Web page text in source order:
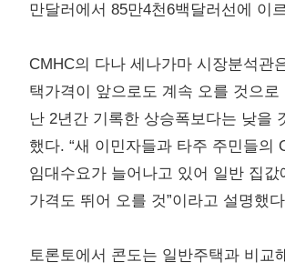
만달러에서 85만4천6백달러선에 이
CMHC의 다나 세나가마 시장분석관
택가격이 앞으로도 계속 오를 것으로
난 2년간 기록한 상승폭보다는 낮을
했다. “새 이민자들과 타주 주민들의
임대수요가 늘어나고 있어 일반 집값
가격도 뛰어 오를 것”이라고 설명했
토론토에서 콘도는 일반주택과 비교